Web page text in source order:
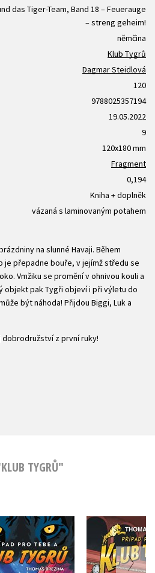
das Tiger-Team, Band 18 – Feuerauge
– streng geheim!
němčina
Klub Tygrů
Dagmar Steidlová
120
9788025357194
19.05.2022
9
120x180 mm
Fragment
0,194
Kniha + doplněk
vázaná s laminovaným potahem
na slunné Havaji. Během
je přepadne bouře, v jejímž středu se
Vmžiku se promění v ohnivou kouli a
objekt pak Tygři objeví i při výletu do
být náhoda! Přijdou Biggi, Luk a
dobrodružství z první ruky!
TYGRŮ"
Tygrů: Poklad
krakatice
Brezina
Klub
Ukradený
Thomas